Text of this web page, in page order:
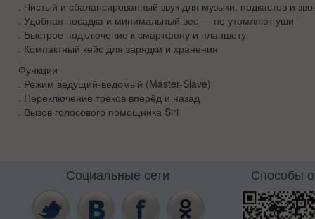
. Чистый и сбалансированный звук для музыки, подкастов и
. Удобная посадка и минимальный вес — не утомляют уши
. Быстрое подключение к смартфону и планшету
. Компактный кейс для зарядки и хранения
Функции
. Режим ведущий-ведомый (Master-Slave)
. Переключение треков вперёд и назад
. Вызов голосового помощника Siri
Социальные сети Способы